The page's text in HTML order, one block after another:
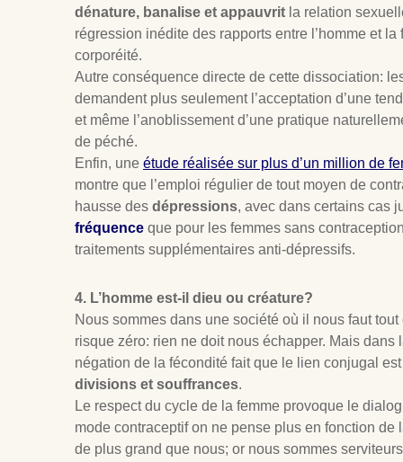
dénature, banalise et appauvrit la relation
régression inédite des rapports entre l’homme et
corporéité.
Autre conséquence directe de cette dissociation:
demandent plus seulement l’acceptation d’une
et même l’anoblissement d’une pratique
de péché.
Enfin, une étude réalisée sur plus d’un million de
montre que l’emploi régulier de tout moyen de
hausse des dépressions, avec dans certains cas
fréquence que pour les femmes sans
traitements supplémentaires anti-dépressifs.
4. L’homme est-il dieu ou créature?
Nous sommes dans une société où il nous faut
risque zéro: rien ne doit nous échapper. Mais dans
négation de la fécondité fait que le lien conjugal
divisions et souffrances.
Le respect du cycle de la femme provoque le
mode contraceptif on ne pense plus en fonction de
de plus grand que nous; or nous sommes